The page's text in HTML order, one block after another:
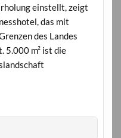
einstellt, zeigt
das mit
des Landes
5.000 m² ist die